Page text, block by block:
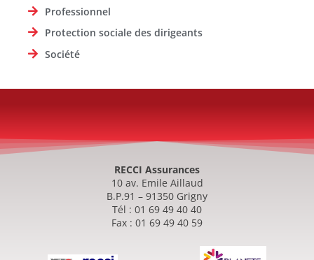
Professionnel
Protection sociale des dirigeants
Société
RECCI Assurances
10 av. Emile Aillaud
B.P.91 – 91350 Grigny
Tél : 01 69 49 40 40
Fax : 01 69 49 40 59